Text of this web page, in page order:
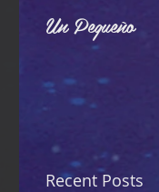
Un Pequeño
Recent Posts